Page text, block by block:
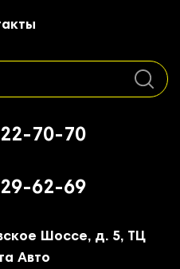
70-70
62-69
Шоссе, д. 5, ТЦ
Авто